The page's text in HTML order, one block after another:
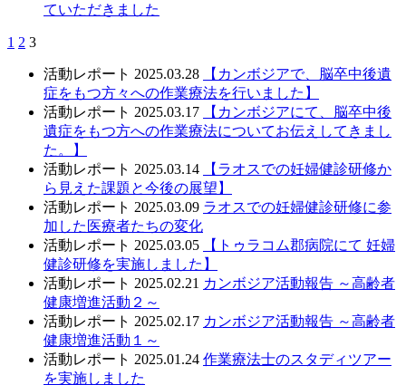
ていただきました
1 2 3
活動レポート 2025.03.28
【カンボジアで、脳卒中後遺
症をもつ方々への作業療法を行いました】
活動レポート 2025.03.17
【カンボジアにて、脳卒中後
遺症をもつ方への作業療法についてお伝えしてきまし
た。】
活動レポート 2025.03.14
【ラオスでの妊婦健診研修か
ら見えた課題と今後の展望】
活動レポート 2025.03.09 ラオスでの妊婦健診研修に参
加した医療者たちの変化
活動レポート 2025.03.05
【トゥラコム郡病院にて 妊婦
健診研修を実施しました】
活動レポート 2025.02.21 カンボジア活動報告 ～高齢者
健康増進活動２～
活動レポート 2025.02.17 カンボジア活動報告 ～高齢者
健康増進活動１～
活動レポート 2025.01.24 作業療法士のスタディツアー
を実施しました